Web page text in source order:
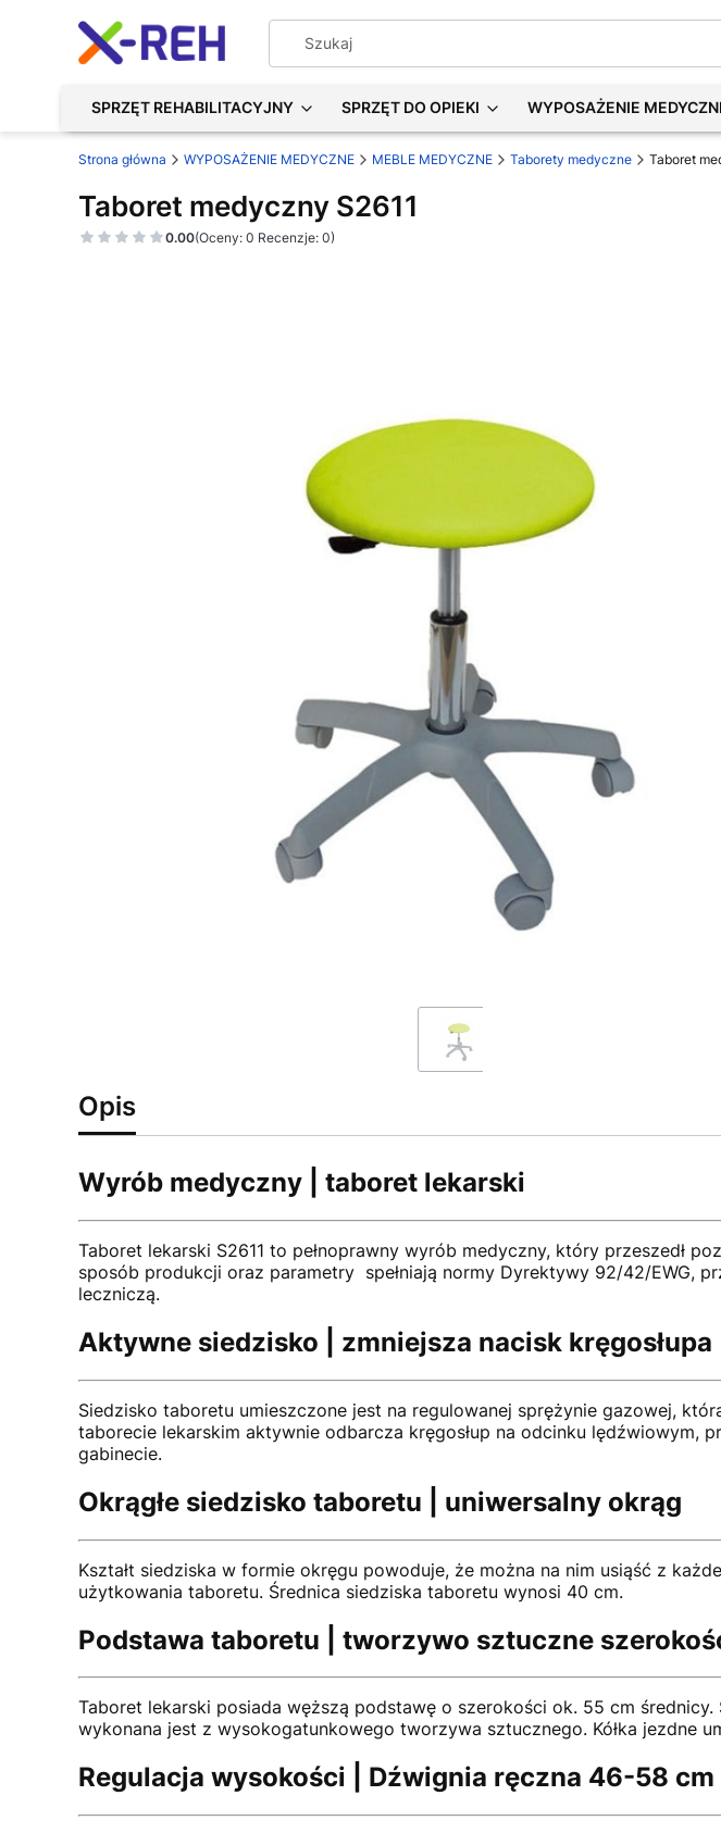
SPRZĘT REHABILITACYJNY SPRZĘT DO OPIEKI WYPOSAŻENIE
Strona główna WYPOSAŻENIE MEDYCZNE MEBLE MEDYCZNE Taborety medyczne Taboret
Taboret medyczny S2611
0.00(Oceny: 0 Recenzje: 0)
Opis
Wyrób medyczny | taboret lekarski
Taboret lekarski S2611 to pełnoprawny wyrób medyczny, który przeszedł
sposób produkcji oraz parametry spełniają normy Dyrektywy 92/42/EWG,
leczniczą.
Aktywne siedzisko | zmniejsza nacisk kręgosłupa
Siedzisko taboretu umieszczone jest na regulowanej sprężynie gazowej,
taborecie lekarskim aktywnie odbarcza kręgosłup na odcinku lędźwiowym,
gabinecie.
Okrągłe siedzisko taboretu | uniwersalny okrąg
Kształt siedziska w formie okręgu powoduje, że można na nim usiąść z
użytkowania taboretu. Średnica siedziska taboretu wynosi 40 cm.
Podstawa taboretu | tworzywo sztuczne
Taboret lekarski posiada węższą podstawę o szerokości ok. 55 cm
wykonana jest z wysokogatunkowego tworzywa sztucznego. Kółka jezdne
Regulacja wysokości | Dźwignia ręczna 46-58 cm